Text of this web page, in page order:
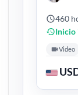
460
Inicio
Video